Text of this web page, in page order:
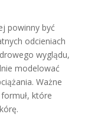
powinny być
odcieniach
wyglądu,
modelować
Ważne
które